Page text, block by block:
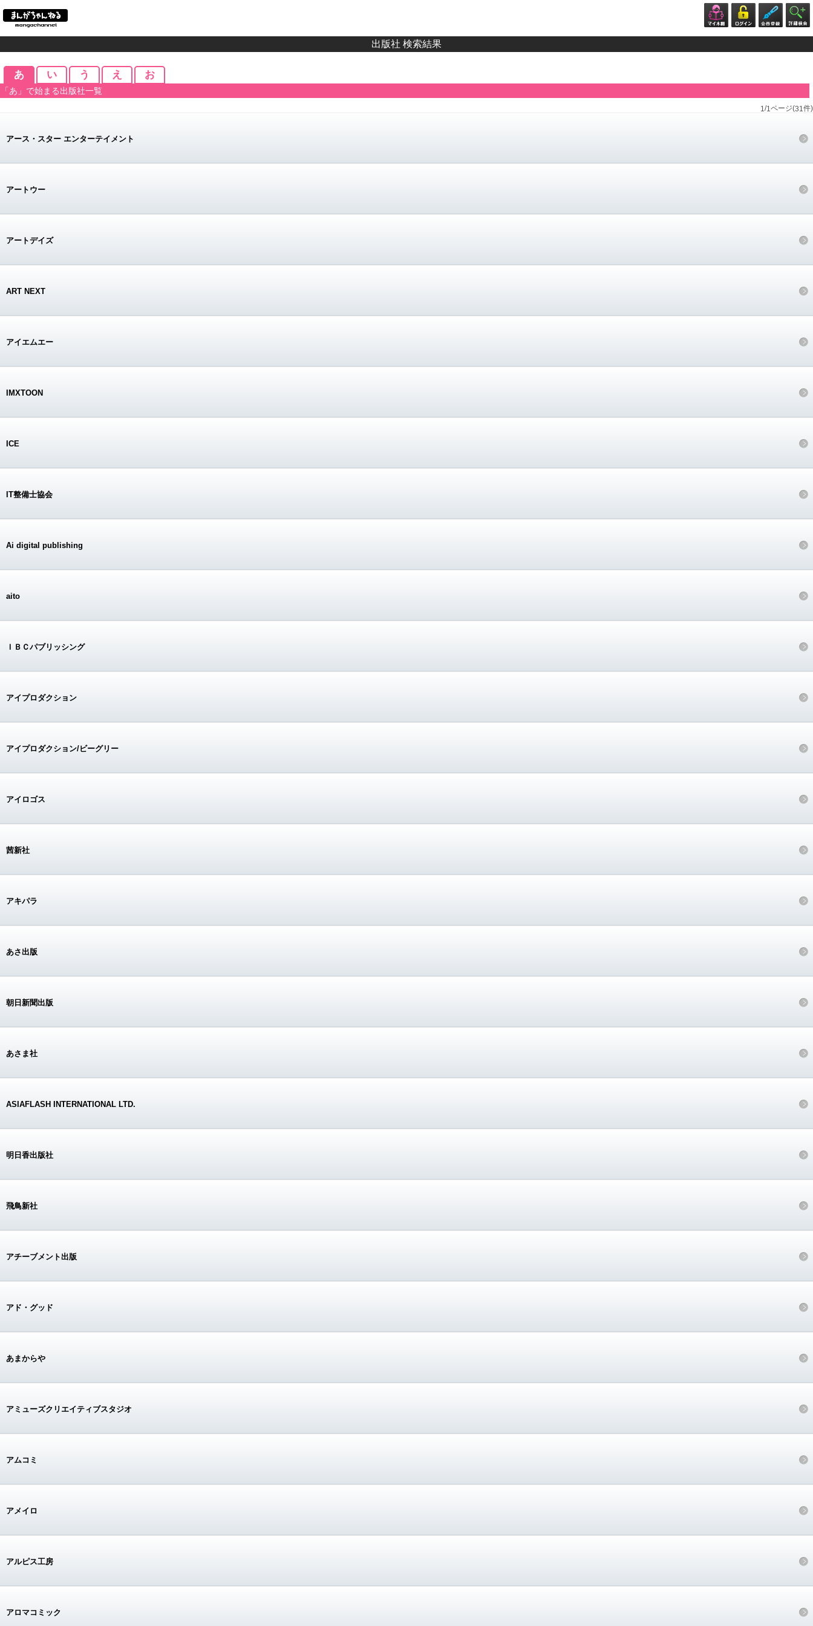
出版社 検索結果
あ い う え お
「あ」で始まる出版社一覧
1/1ページ(31件)
アース・スター エンターテイメント
アートウー
アートデイズ
ART NEXT
アイエムエー
IMXTOON
ICE
IT整備士協会
Ai digital publishing
aito
ＩＢＣパブリッシング
アイプロダクション
アイプロダクション/ビーグリー
アイロゴス
茜新社
アキパラ
あさ出版
朝日新聞出版
あさま社
ASIAFLASH INTERNATIONAL LTD.
明日香出版社
飛鳥新社
アチーブメント出版
アド・グッド
あまからや
アミューズクリエイティブスタジオ
アムコミ
アメイロ
アルピス工房
アロマコミック